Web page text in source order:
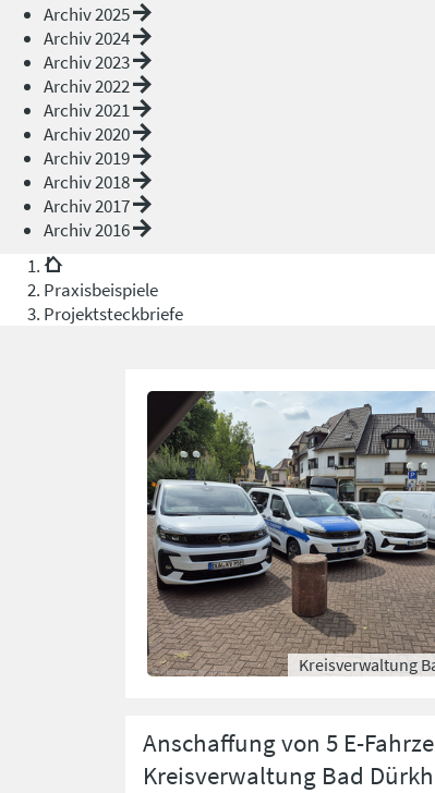
Archiv 2025
Archiv 2024
Archiv 2023
Archiv 2022
Archiv 2021
Archiv 2020
Archiv 2019
Archiv 2018
Archiv 2017
Archiv 2016
Praxisbeispiele
Projektsteckbriefe
Kreisverwaltung
Anschaffung von 5 E-
Kreisverwaltung Bad